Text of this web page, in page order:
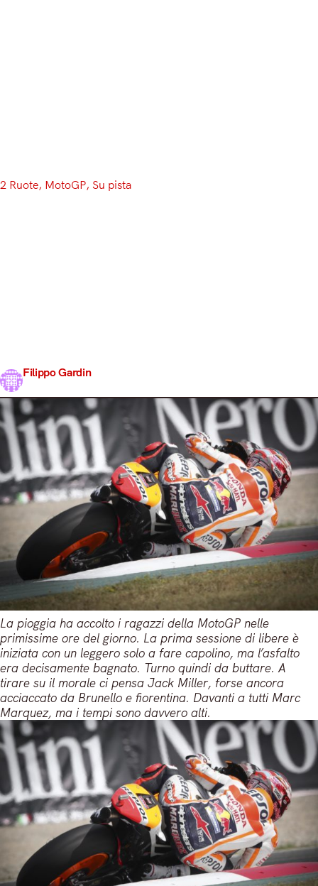
2 Ruote, MotoGP, Su pista
Filippo Gardin
La pioggia ha accolto i ragazzi della MotoGP nelle
primissime ore del giorno. La prima sessione di libere è
iniziata con un leggero solo a fare capolino, ma l’asfalto
era decisamente bagnato. Turno quindi da buttare. A
tirare su il morale ci pensa Jack Miller, forse ancora
acciaccato da Brunello e fiorentina. Davanti a tutti Marc
Marquez, ma i tempi sono davvero alti.